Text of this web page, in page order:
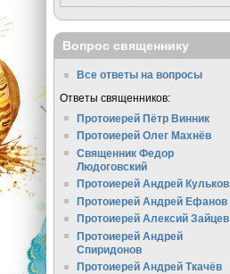
Вопрос священнику
Все ответы на вопросы
Ответы священников:
Протоиерей Пётр Винник
Протоиерей Олег Махнёв
Священник Федор
Людоговский
Протоиерей Андрей Кульков
Протоиерей Андрей Ефанов
Протоиерей Алексий Зайцев
Протоиерей Андрей
Спиридонов
Протоиерей Андрей Ткачёв